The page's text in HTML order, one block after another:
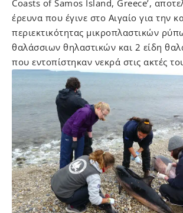
Coasts of Samos Island, Greece’,
έρευνα που έγινε στο Αιγαίο για την
περιεκτικότητας μικροπλαστικών
θαλάσσιων θηλαστικών και 2 είδη
που εντοπίστηκαν νεκρά στις ακτές